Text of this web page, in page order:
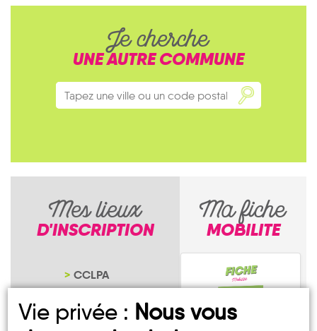
Je cherche
UNE AUTRE COMMUNE
Mes lieux
D'INSCRIPTION
CCLPA
NOTRE PAGE
D'INSCRIPTION
Ma fiche
MOBILITE
Vie privée : Nous vous